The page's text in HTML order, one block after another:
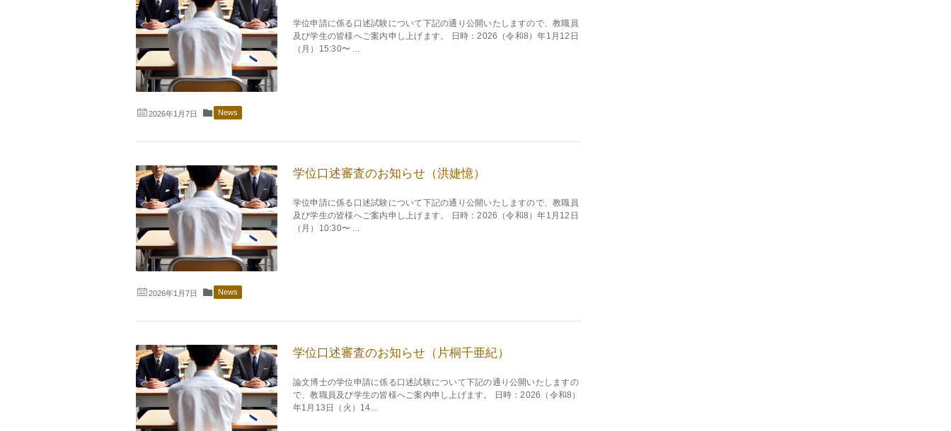
学位申請に係る口述試験について下記の通り公開いたしますので、教職員
及び学生の皆様へご案内申し上げます。 日時：2026（令和8）年1月12日
（月）15:30〜 ...
2026年1月7日 News
学位口述審査のお知らせ（洪婕憶）
学位申請に係る口述試験について下記の通り公開いたしますので、教職員
及び学生の皆様へご案内申し上げます。 日時：2026（令和8）年1月12日
（月）10:30〜 ...
2026年1月7日 News
学位口述審査のお知らせ（片桐千亜紀）
論文博士の学位申請に係る口述試験について下記の通り公開いたしますの
で、教職員及び学生の皆様へご案内申し上げます。 日時：2026（令和8）
年1月13日（火）14...